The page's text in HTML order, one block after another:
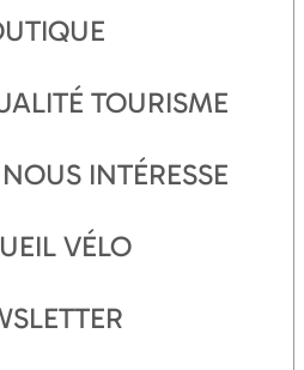
TOURISME
INTÉRESSE
VÉLO